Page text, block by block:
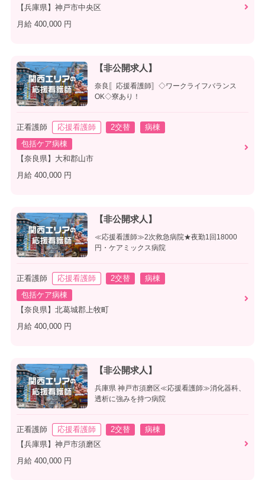
【兵庫県】神戸市中央区
月給 400,000 円
【非公開求人】
奈良〚応援看護師〛◇ワークライフバランス
OK◇寮あり！
正看護師 応援看護師 2交替
病棟
包括ケア病棟
【奈良県】大和郡山市
月給 400,000 円
【非公開求人】
≪応援看護師≫2次救急病院★夜勤1回18000
円・ケアミックス病院
正看護師 応援看護師 2交替
病棟
包括ケア病棟
【奈良県】北葛城郡上牧町
月給 400,000 円
【非公開求人】
兵庫県 神戸市須磨区≪応援看護師≫消化器科、
透析に強みを持つ病院
正看護師 応援看護師 2交替
病棟
【兵庫県】神戸市須磨区
月給 400,000 円